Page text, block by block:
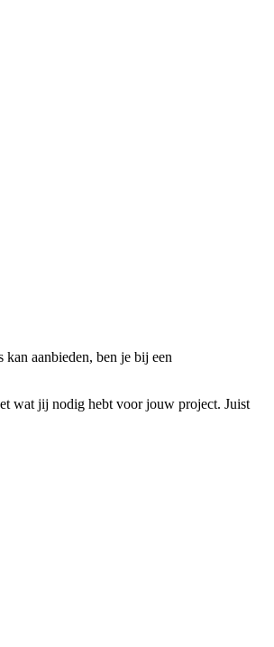
aanbieden, ben je bij een
wat jij nodig hebt voor jouw project. Juist